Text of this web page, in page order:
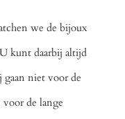
we de bijoux
kunt daarbij altijd
niet voor de
de lange